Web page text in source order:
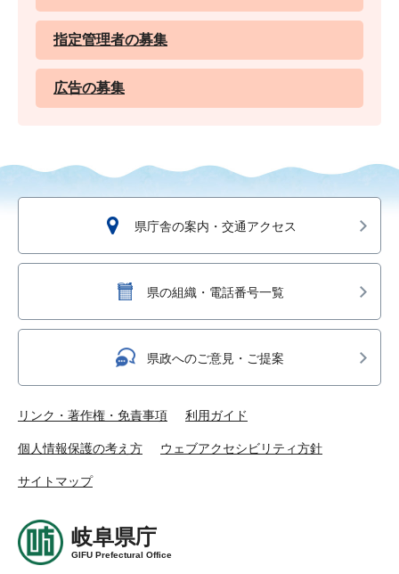
指定管理者の募集
広告の募集
県庁舎の案内・交通アクセス
県の組織・電話番号一覧
県政へのご意見・ご提案
リンク・著作権・免責事項 利用ガイド
個人情報保護の考え方 ウェブアクセシビリティ方針
サイトマップ
岐阜県庁
GIFU Prefectural Office